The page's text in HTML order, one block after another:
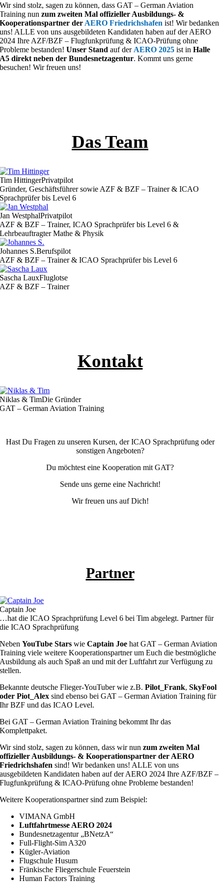
ohne Aufpreis. Ich habe
bisher BZF, ICAO Level und
AZF über GAT gemacht und
war immer super zufrieden!
Wir sind stolz, sagen zu können, dassGAT – German Aviation
Training nun zum zweiten Mal offizieller Ausbildungs- &
Kooperationspartner der AERO Friedrichshafen ist! Wir bedanken
uns! ALLE von uns ausgebildeten Kandidaten haben auf der AERO
2024 Ihre AZF/BZF – Flugfunkprüfung & ICAO-Prüfung ohne
Probleme bestanden!Unser Stand auf der AERO 2025 ist inHalle
A5 direkt neben der Bundesnetzagentur. Kommt uns gerne
besuchen! Wir freuen uns!
Das Team
Tim HittingerPrivatpilot
Gründer, Geschäftsführer sowie AZF & BZF – Trainer & ICAO
Sprachprüfer bis Level 6
Jan WestphalPrivatpilot
AZF & BZF – Trainer, ICAO Sprachprüfer bis Level 6 &
Lehrbeauftragter Mathe & Physik
Johannes S.Berufspilot
AZF & BZF – Trainer & ICAO Sprachprüfer bis Level 6
Sascha LauxFluglotse
AZF & BZF – Trainer
Kontakt
Niklas & TimDie Gründer
GAT – German Aviation Training
Hast Du Fragen zu unseren Kursen, der ICAO Sprachprüfung oder
sonstigen Angeboten?
Du möchtest eine Kooperation mit GAT?
Sende uns gerne eine Nachricht!
Wir freuen uns auf Dich!
Partner
Captain Joe
…hat die ICAO Sprachprüfung Level 6 bei Tim abgelegt. Partner für
die ICAO Sprachprüfung
NebenYouTube Stars wieCaptain Joe hatGAT – German Aviation
Training viele weitere Kooperationspartner um Euch die bestmögliche
Ausbildung als auch Spaß an und mit der Luftfahrt zur Verfügung zu
stellen.
Bekannte deutsche Flieger-YouTuber wie z.B.Pilot_Frank,SkyFool
oder Piot_Alexsind ebenso bei GAT – German Aviation Training für
Ihr BZF und das ICAO Level.
Bei GAT – German Aviation Training bekommt Ihr das
Komplettpaket.
Wir sind stolz, sagen zu können, dasswir nun zum zweiten Mal
offizieller Ausbildungs- & Kooperationspartner der AERO
Friedrichshafensind! Wir bedanken uns! ALLE von uns
ausgebildeten Kandidaten haben auf der AERO 2024 Ihre AZF/BZF –
Flugfunkprüfung & ICAO-Prüfung ohne Probleme bestanden!
Weitere Kooperationspartner sind zum Beispiel:
VIMANA GmbH
Luftfahrtmesse AERO 2024
Bundesnetzagentur „BNetzA“
Full-Flight-Sim A320
Kügler-Aviation
Flugschule Husum
Fränkische Fliegerschule Feuerstein
Human Factors Training